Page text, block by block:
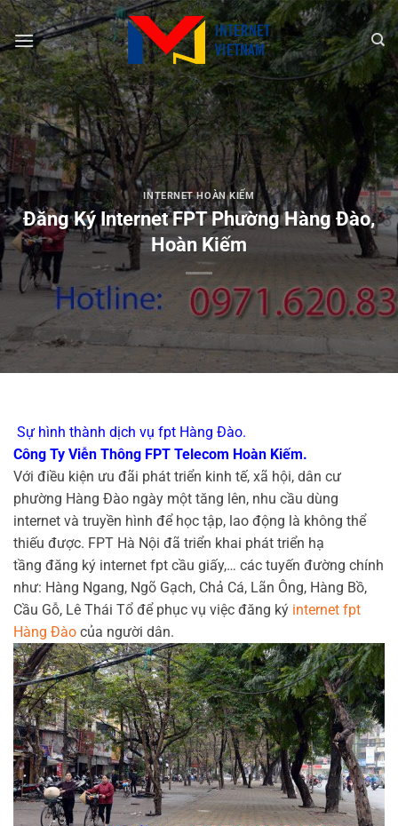
Chuyển
đến
nội
dung
INTERNET HOÀN KIẾM
Đăng Ký Internet FPT Phường Hàng Đào,
Hoàn Kiếm
Sự hình thành dịch vụ fpt Hàng Đào.
Công Ty Viễn Thông FPT Telecom Hoàn Kiếm.
Với điều kiện ưu đãi phát triển kinh tế, xã hội, dân cư
phường Hàng Đào ngày một tăng lên, nhu cầu dùng
internet và truyền hình để học tập, lao động là không thể
thiếu được. FPT Hà Nội đã triển khai phát triển hạ
tầng đăng ký internet fpt cầu giấy,… các tuyến đường chính
như: Hàng Ngang, Ngõ Gạch, Chả Cá, Lãn Ông, Hàng Bồ,
Cầu Gỗ, Lê Thái Tổ để phục vụ việc đăng ký internet fpt
Hàng Đào của người dân.